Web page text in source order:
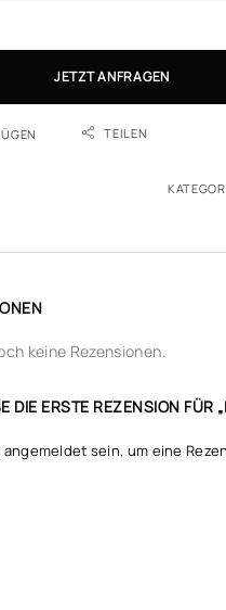
JETZT ANFRAGEN
TEILEN
keine Rezensionen.
DIE ERSTE REZENSION FÜR
angemeldet sein, um eine